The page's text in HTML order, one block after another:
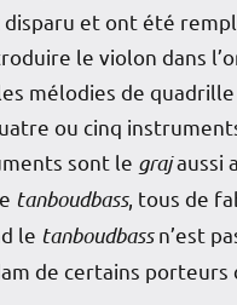
et ont été
le violon dans
mélodies de quadrille
ou cinq
sont le grajaussi
tanboudbass, tous de
le tanboudbassn’est
de certains porteurs